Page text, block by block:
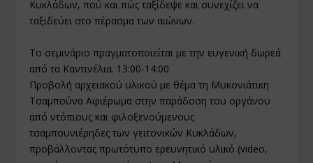
Κυκλάδων, πού και πώς ταξίδεψε και συνεχίζει να
ταξιδεύει στο πέρασμα των αιώνων.
Το σεμινάριο πραγματοποιείται με την ευγενική δωρεά
από τα Καντινέλια. 13:00-14:00
Προβολή αρχειακού υλικού με θέμα τη Μυκονιάτικη
Τσαμπούνα Αφιέρωμα στην παράδοση του οργάνου
από ντόπιους και φιλοξενούμενους
τσαμπουνιέρηδες των γειτονικών Κυκλάδων,
προβάλλοντας πρωτότυπο ερευνητικό υλικό (video,